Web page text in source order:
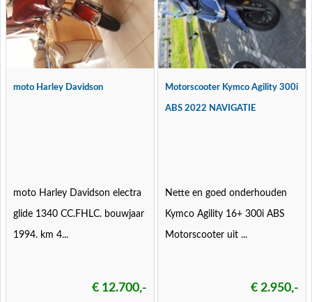
moto Harley Davidson
moto Harley Davidson electra
glide 1340 CC.FHLC. bouwjaar
1994. km 4...
€ 12.700,-
Motorscooter Kymco Agility 300i
ABS 2022 NAVIGATIE
Nette en goed onderhouden
Kymco Agility 16+ 300i ABS
Motorscooter uit ...
€ 2.950,-